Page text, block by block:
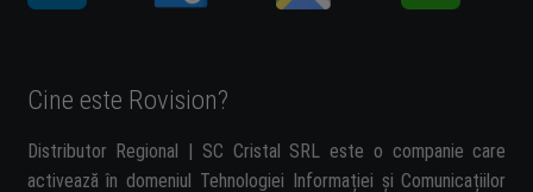
Cine este Rovision?
Distributor Regional | SC Cristal SRL este o companie care
activează în domeniul Tehnologiei Informației și Comunicațiilor